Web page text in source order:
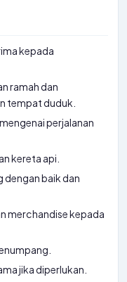
kepada
ramah dan
tempat duduk.
perjalanan
kereta api.
dengan baik dan
merchandise kepada
jika diperlukan.